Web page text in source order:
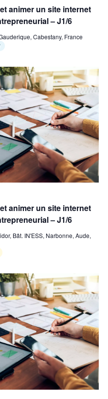
animer un site internet
– J1/6
Cabestany, France
animer un site internet
– J1/6
Bât. IN'ESS, Narbonne, Aude,